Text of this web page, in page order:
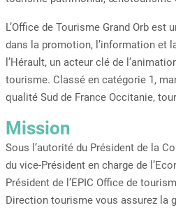
L’Office de Tourisme Grand Orb est
dans la promotion, l’information et
l’Hérault, un acteur clé de
tourisme. Classé en catégorie 1,
qualité Sud de France Occitanie,
Mission
Sous l’autorité du Président de la
du vice-Président en charge de
Président de l’EPIC Office de
Direction tourisme vous assurez la